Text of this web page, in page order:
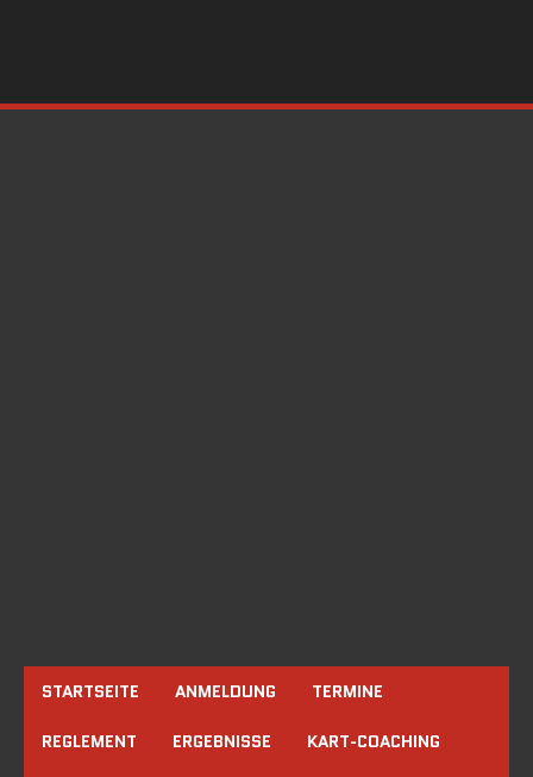
STARTSEITE ANMELDUNG TERMINE
REGLEMENT ERGEBNISSE KART-COACHING